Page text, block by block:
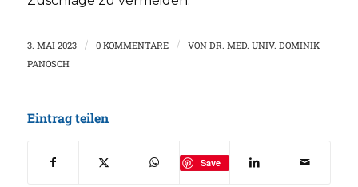
3. MAI 2023 / 0 KOMMENTARE / VON DR. MED. UNIV. DOMINIK
PANOSCH
Eintrag teilen
Save